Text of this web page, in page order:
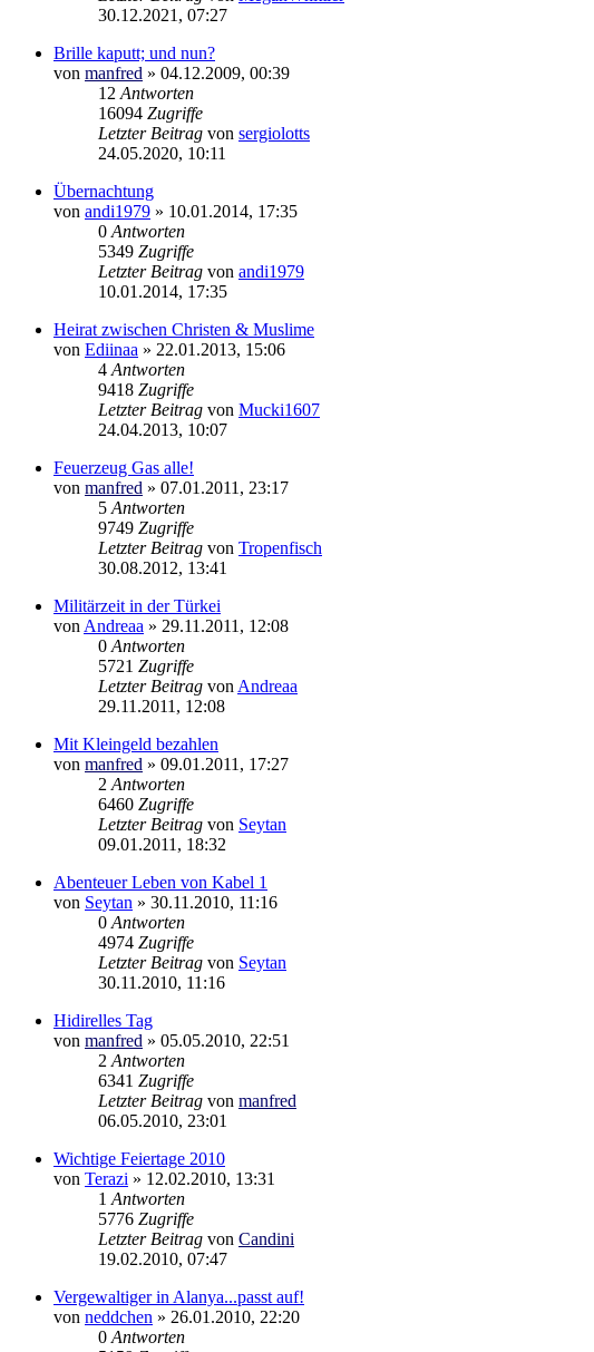
30.12.2021, 07:27
Brille kaputt; und nun?
von manfred » 04.12.2009, 00:39
12 Antworten
16094 Zugriffe
Letzter Beitrag von sergiolotts
24.05.2020, 10:11
Übernachtung
von andi1979 » 10.01.2014, 17:35
0 Antworten
5349 Zugriffe
Letzter Beitrag von andi1979
10.01.2014, 17:35
Heirat zwischen Christen & Muslime
von Ediinaa » 22.01.2013, 15:06
4 Antworten
9418 Zugriffe
Letzter Beitrag von Mucki1607
24.04.2013, 10:07
Feuerzeug Gas alle!
von manfred » 07.01.2011, 23:17
5 Antworten
9749 Zugriffe
Letzter Beitrag von Tropenfisch
30.08.2012, 13:41
Militärzeit in der Türkei
von Andreaa » 29.11.2011, 12:08
0 Antworten
5721 Zugriffe
Letzter Beitrag von Andreaa
29.11.2011, 12:08
Mit Kleingeld bezahlen
von manfred » 09.01.2011, 17:27
2 Antworten
6460 Zugriffe
Letzter Beitrag von Seytan
09.01.2011, 18:32
Abenteuer Leben von Kabel 1
von Seytan » 30.11.2010, 11:16
0 Antworten
4974 Zugriffe
Letzter Beitrag von Seytan
30.11.2010, 11:16
Hidirelles Tag
von manfred » 05.05.2010, 22:51
2 Antworten
6341 Zugriffe
Letzter Beitrag von manfred
06.05.2010, 23:01
Wichtige Feiertage 2010
von Terazi » 12.02.2010, 13:31
1 Antworten
5776 Zugriffe
Letzter Beitrag von Candini
19.02.2010, 07:47
Vergewaltiger in Alanya...passt auf!
von neddchen » 26.01.2010, 22:20
0 Antworten